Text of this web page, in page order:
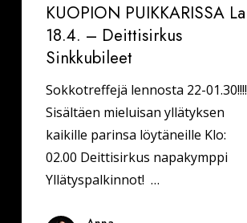
KUOPION PUIKKARISSA La
18.4. – Deittisirkus
Sinkkubileet
Sokkotreffejä lennosta 22-01.30!!!!
Sisältäen mieluisan yllätyksen
kaikille parinsa löytäneille Klo:
02.00 Deittisirkus napakymppi
Yllätyspalkinnot! …